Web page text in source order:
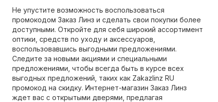
Не упустите возможность воспользоваться
промокодом Заказ Линз и сделать свои покупки более
доступными. Откройте для себя широкий ассортимент
оптики, средств по уходу и аксессуаров,
воспользовавшись выгодными предложениями.
Следите за новыми акциями и специальными
предложениями, чтобы всегда быть в курсе всех
выгодных предложений, таких как Zakazlinz RU
промокод на скидку. Интернет-магазин Заказ Линз
ждет вас с открытыми дверями, предлагая